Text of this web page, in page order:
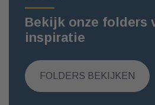
Bekijk onze folders
inspiratie
FOLDERS BEKIJKEN